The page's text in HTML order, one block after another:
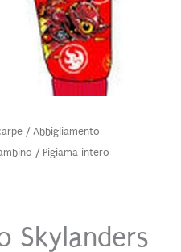
/Abbigliamento
/ Pigiama intero
Skylanders